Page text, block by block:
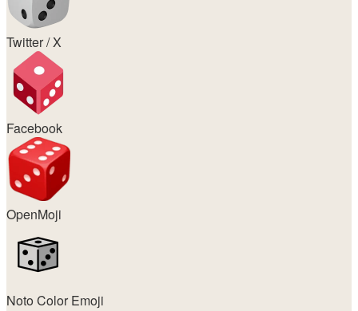
Twitter / X
Facebook
OpenMoji
Noto Color Emoji